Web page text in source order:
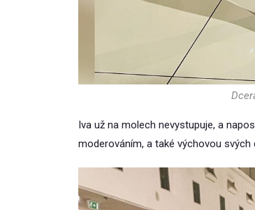
Iva už na molech nevystupuje, a
moderováním, a také výchovou svých